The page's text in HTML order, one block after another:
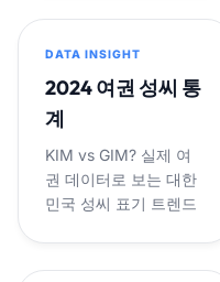
DATA INSIGHT
2024 여권 성씨 통
계
KIM vs GIM? 실제 여
권 데이터로 보는 대한
민국 성씨 표기 트렌드